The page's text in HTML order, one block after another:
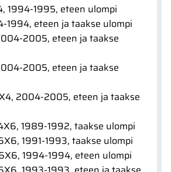
1994-1995, eteen ulompi
1994, eteen ja taakse ulompi
2005, eteen ja taakse
2005, eteen ja taakse
2004-2005, eteen ja taakse
1989-1992, taakse ulompi
1991-1993, taakse ulompi
1994-1994, eteen ulompi